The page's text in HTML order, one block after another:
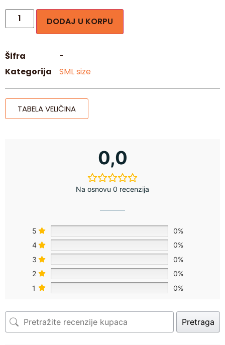
DODAJ U KORPU
Šifra
-
Kategorija
SML size
TABELA VELIČINA
0,0
Na osnovu 0 recenzija
5
0%
4
0%
3
0%
2
0%
1
0%
Pretraga